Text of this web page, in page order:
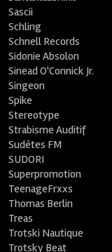
Sascii
Schling
Schnell Records
Sidonie Absolon
Sinead O'Connick Jr.
Singeon
Spike
Stereotype
Strabisme Auditif
Sudètes FM
SUDORI
Superpromotion
TeenageFrxxs
Thomas Berlin
Treas
Trotski Nautique
Trotsky Beat